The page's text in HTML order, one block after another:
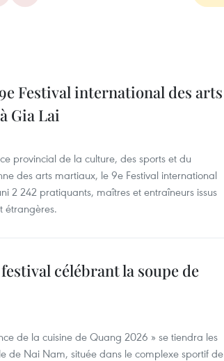
Festival international des arts
Gia Lai
provincial de la culture, des sports et du
des arts martiaux, le 9e Festival international
2 242 pratiquants, maîtres et entraîneurs issus
étrangères.
célébrant la soupe de
de la cuisine de Quang 2026 » se tiendra les
de Nai Nam, située dans le complexe sportif de